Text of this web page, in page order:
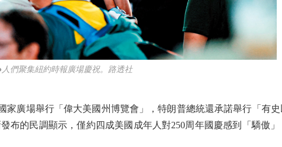
人們聚集紐約時報廣場慶祝。路透社
廣場舉行「偉大美國州博覽會」，特朗普總統還承諾舉行「有史
布的民調顯示，僅約四成美國成年人對250周年國慶感到「驕傲